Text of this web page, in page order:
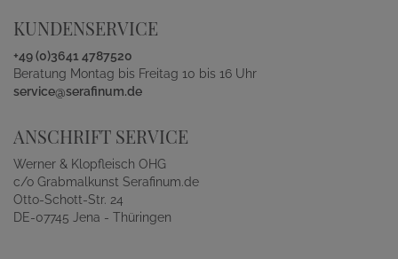
KUNDENSERVICE
+49 (0)3641 4787520
Beratung Montag bis Freitag 10 bis 16 Uhr
service@serafinum.de
ANSCHRIFT SERVICE
Werner & Klopfleisch OHG
c/o Grabmalkunst Serafinum.de
Otto-Schott-Str. 24
DE-07745 Jena - Thüringen